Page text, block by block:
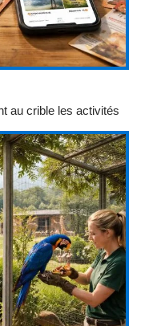
au crible les activités